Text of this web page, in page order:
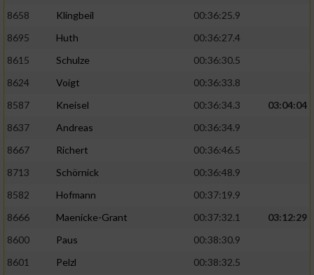
8658
Klingbeil
00:36:25.9
8695
Huth
00:36:27.4
8615
Schulze
00:36:30.5
8624
Voigt
00:36:33.8
8587
Kneisel 00:36:34.3
03:04:04
8637
Andreas
00:36:34.9
8667
Richert
00:36:46.5
8713
Schörnick
00:36:48.9
8582
Hofmann
00:37:19.9
8666
Maenicke-Grant 00:37:32.1
03:12:29
8600
Paus
00:38:30.9
8601
Pelzl
00:38:32.5